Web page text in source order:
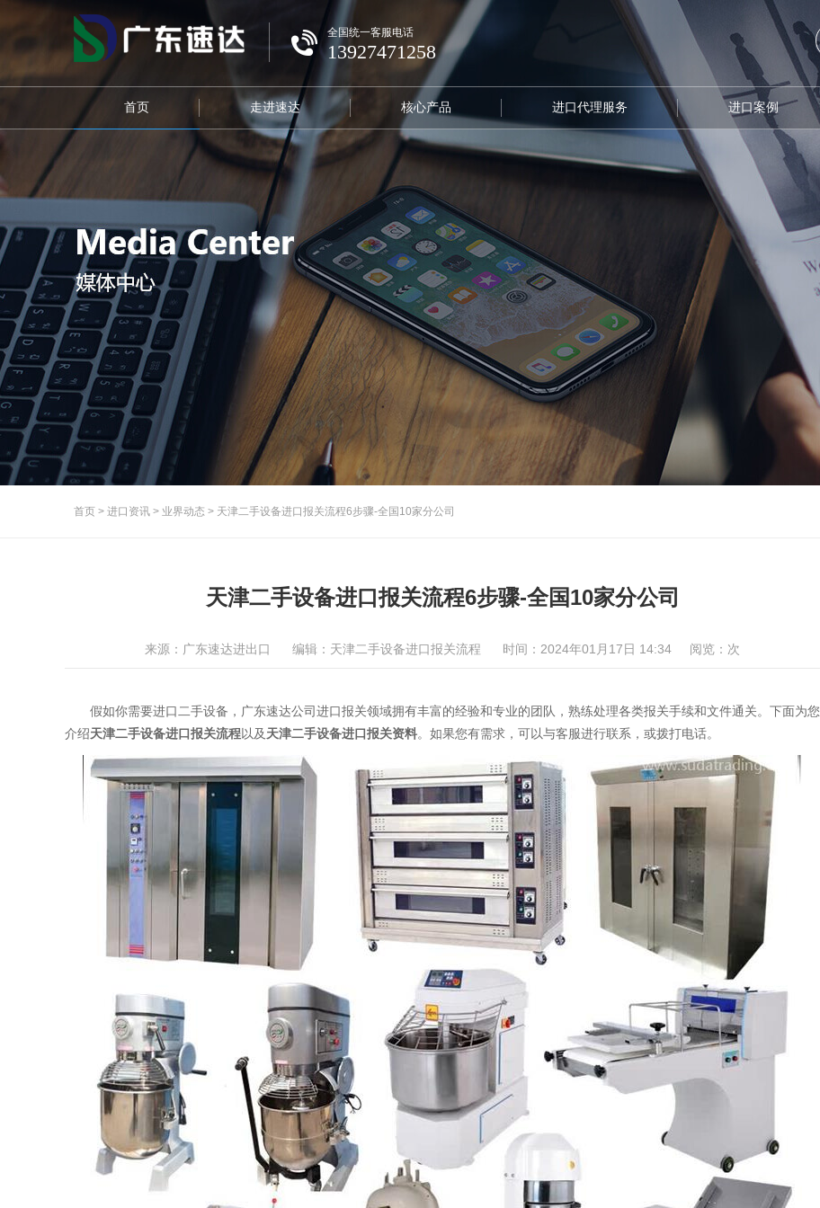
全国统一客服电话
13927471258
首页 走进速达 核心产品 进口代理服务 进口案例
首页 > 进口资讯 > 业界动态 > 天津二手设备进口报关流程6步骤-全国10家分公司
天津二手设备进口报关流程6步骤-全国10家分公司
来源：广东速达进出口 编辑：天津二手设备进口报关流程 时间：2024年01月17日 14:34 阅览： 次
假如你需要进口二手设备，广东速达公司进口报关领域拥有丰富的经验和专业的团队，熟练处理各类报关手续和文件通关。下面为您
介绍天津二手设备进口报关流程以及天津二手设备进口报关资料。如果您有需求，可以与客服进行联系，或拨打电话。